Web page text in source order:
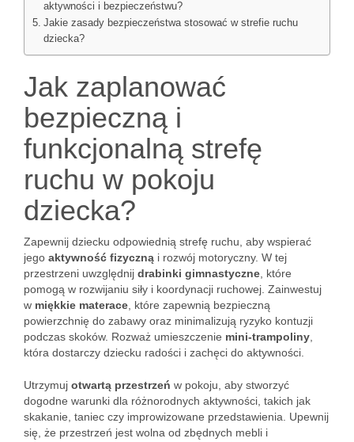
aktywności i bezpieczeństwu?
Jakie zasady bezpieczeństwa stosować w strefie ruchu
dziecka?
Jak zaplanować
bezpieczną i
funkcjonalną strefę
ruchu w pokoju
dziecka?
Zapewnij dziecku odpowiednią strefę ruchu, aby wspierać
jego aktywność fizyczną i rozwój motoryczny. W tej
przestrzeni uwzględnij drabinki gimnastyczne , które
pomogą w rozwijaniu siły i koordynacji ruchowej. Zainwestuj
w miękkie materace , które zapewnią bezpieczną
powierzchnię do zabawy oraz minimalizują ryzyko kontuzji
podczas skoków. Rozważ umieszczenie mini-trampoliny
która dostarczy dziecku radości i zachęci do aktywności.
Utrzymuj otwartą przestrzeń w pokoju, aby stworzyć
dogodne warunki dla różnorodnych aktywności, takich jak
skakanie, taniec czy improwizowane przedstawienia. Upewnij
się, że przestrzeń jest wolna od zbędnych mebli i